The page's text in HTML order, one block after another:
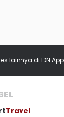
lainnya di IDN App
Travel